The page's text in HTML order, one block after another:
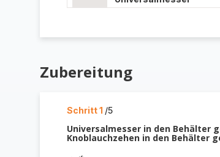
Zubereitung
Schritt 1 /5
Universalmesser in den Behälter
Knoblauchzehen in den Behälter